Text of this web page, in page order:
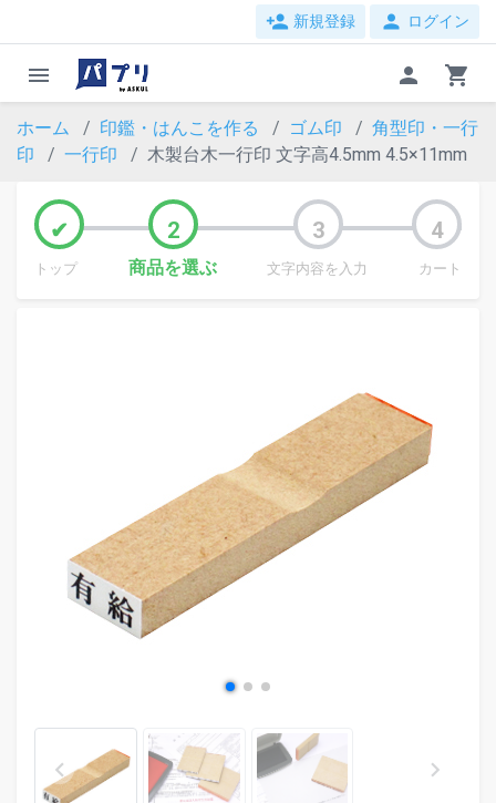
person_add 新規登録 person ログイン
menu person shopping_cart
ホーム 印鑑・はんこを作る ゴム印
角型印・一行
印
一行印 木製台木一行印 文字高4.5mm 4.5×11mm
トップ 商品を選ぶ 文字内容を入力 カート
keyboard_arrow_left keyboard_arrow_right